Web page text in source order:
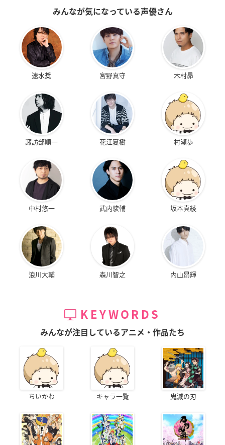
みんなが気になっている声優さん
速水奨 宮野真守 木村昴
諏訪部順一 花江夏樹 村瀬歩
中村悠一 武内駿輔 坂本真綾
浪川大輔 森川智之 内山昂輝
KEYWORDS
みんなが注目しているアニメ・作品たち
ちいかわ キャラ一覧 鬼滅の刃